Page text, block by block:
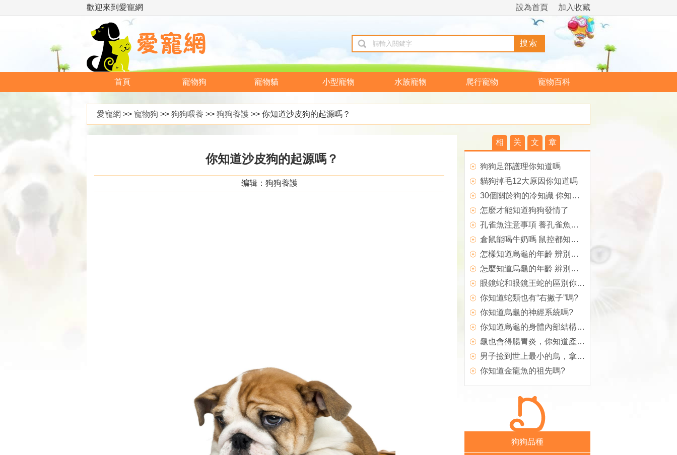
歡迎來到愛寵網 加入收藏
設為首頁
首頁 寵物狗 寵物貓 小型寵物 水族寵物 爬行寵物 寵物百科
愛寵網 >> 寵物狗 >> 狗狗喂養 >> 狗狗養護 >> 你知道沙皮狗的起源嗎？
你知道沙皮狗的起源嗎？
编辑：狗狗養護
相 关 文 章
狗狗足部護理你知道嗎
貓狗掉毛12大原因你知道嗎
30個關於狗的冷知識 你知道多少
怎麼才能知道狗狗發情了
孔雀魚注意事項 養孔雀魚必須知道的事項
倉鼠能喝牛奶嗎 鼠控都知道倉鼠不能喝牛奶
怎樣知道烏龜的年齡 辨別烏龜的年齡有三種方法
怎麼知道烏龜的年齡 辨別烏龜的年齡有三種方法
眼鏡蛇和眼鏡王蛇的區別你知道嗎？
你知道蛇類也有“右撇子”嗎?
你知道烏龜的神經系統嗎?
你知道烏龜的身體內部結構嗎?
龜也會得腸胃炎，你知道產生的原因嗎？
男子撿到世上最小的鳥，拿牙簽喂大後才知道這麼美！
你知道金龍魚的祖先嗎?
狗狗品種